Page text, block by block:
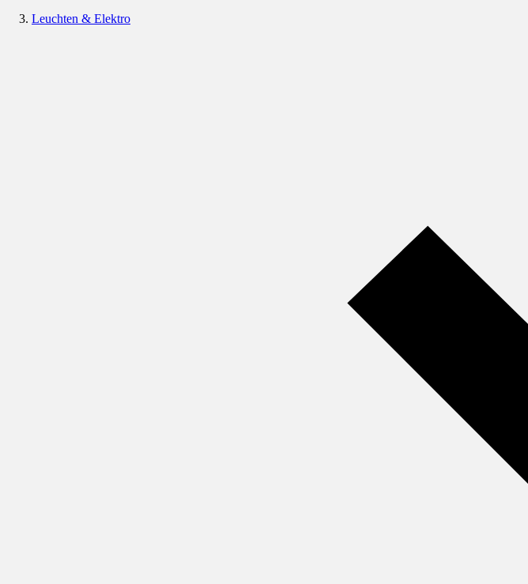
Leuchten & Elektro